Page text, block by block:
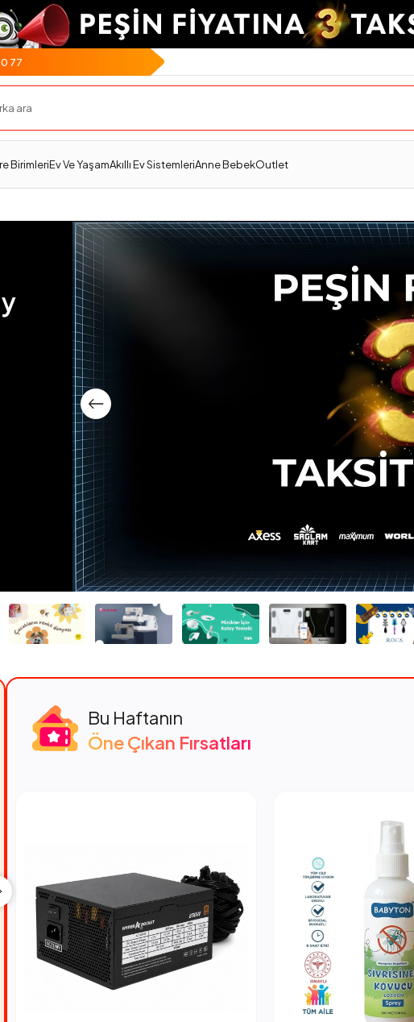
77
BirimleriEv Ve YaşamAkıllı Ev SistemleriAnne BebekOutlet
Hyper Rocket 850W PSU Güç Kaynağı
Bu Haftanın
Öne Çıkan Fırsatları